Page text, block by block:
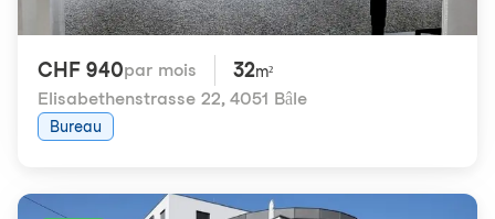
CHF 940par mois 32m²
Elisabethenstrasse 22, 4051 Bâle
Bureau